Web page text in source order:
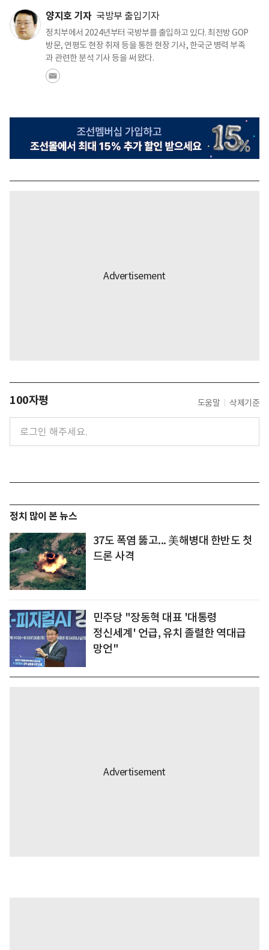
양지호 기자 국방부 출입기자
정치부에서 2024년부터 국방부를 출입하고 있다. 최전방 GOP
방문, 연평도 현장 취재 등을 통한 현장 기사, 한국군 병력 부족
과 관련한 분석 기사 등을 써 왔다.
100자평 도움말 삭제기준
정치 많이 본 뉴스
37도 폭염 뚫고... 美해병대 한반도 첫
드론 사격
민주당 "장동혁 대표 '대통령
정신세계' 언급, 유치 졸렬한 역대급
망언"